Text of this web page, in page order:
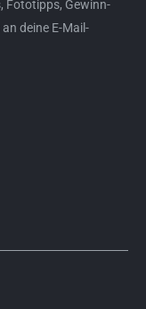
Fototipps, Gewinn-
deine E-Mail-